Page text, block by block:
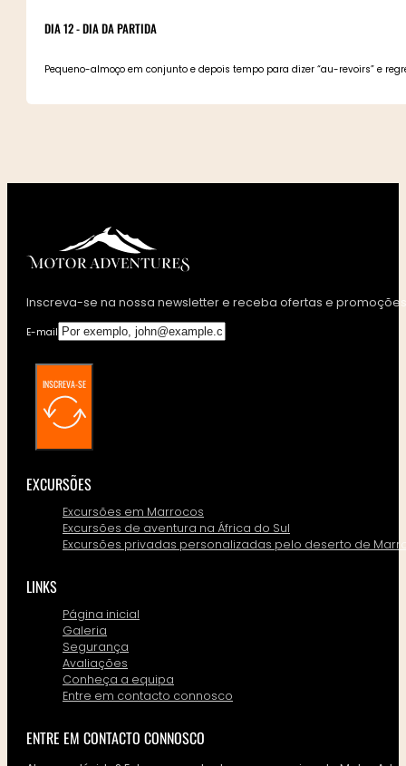
DIA 12 - DIA DA PARTIDA
Pequeno-almoço em conjunto e depois tempo para dizer “au-revoirs” e
Inscreva-se na nossa newsletter e receba ofertas e
E-mail
INSCREVA-SE
EXCURSÕES
Excursões em Marrocos
Excursões de aventura na África do Sul
Excursões privadas personalizadas pelo deserto de
LINKS
Página inicial
Galeria
Segurança
Avaliações
Conheça a equipa
Entre em contacto connosco
ENTRE EM CONTACTO CONNOSCO